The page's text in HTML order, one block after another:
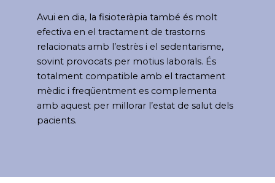
Avui en dia, la fisioteràpia també és molt
efectiva en el tractament de trastorns
relacionats amb l’estrès i el sedentarisme,
sovint provocats per motius laborals. És
totalment compatible amb el tractament
mèdic i freqüentment es complementa
amb aquest per millorar l’estat de salut dels
pacients.